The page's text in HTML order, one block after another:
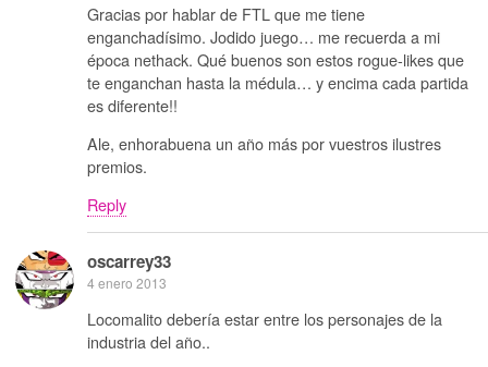
Gracias por hablar de FTL que me tiene
enganchadísimo. Jodido juego… me recuerda a mi
época nethack. Qué buenos son estos rogue-likes que
te enganchan hasta la médula… y encima cada partida
es diferente!!
Ale, enhorabuena un año más por vuestros ilustres
premios.
Reply
oscarrey33
4 enero 2013
Locomalito debería estar entre los personajes de la
industria del año..